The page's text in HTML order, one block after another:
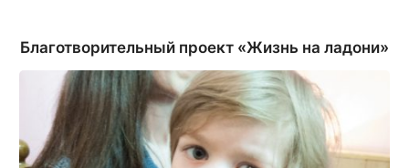
Благотворительный проект «Жизнь на ладони»